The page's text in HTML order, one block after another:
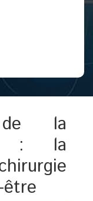
de la
: la
être